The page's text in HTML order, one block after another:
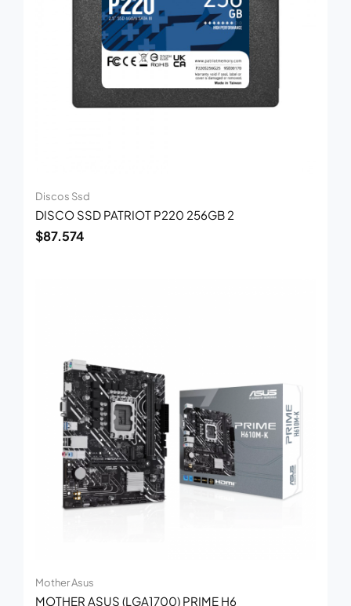
Discos Ssd
DISCO SSD PATRIOT P220 256GB 2
$87.574
Mother Asus
MOTHER ASUS (LGA1700) PRIME H6